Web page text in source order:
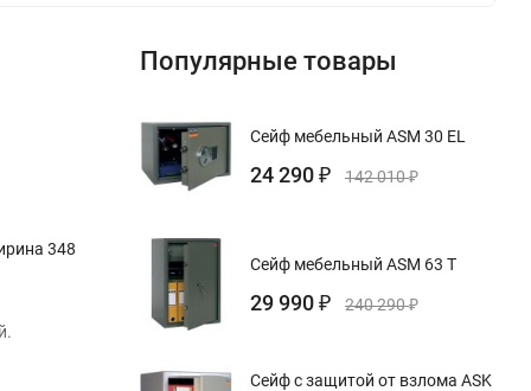
348
Популярные товары
Сейф мебельный ASM 30 EL
24 290 ₽ 142 010₽
Сейф мебельный ASM 63 T
29 990 ₽ 240 290₽
Сейф с защитой от взлома ASK